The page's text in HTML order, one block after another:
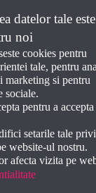
se întâmplă în
reacționezi. Și cu
și lași în urmă
cu atât îți
detașare, să
găsești cele mai
orice moment.
la stare de
de eliberare
precum Codul
datelor tale este
noi
cookies pentru
tale, pentru
marketing si pentru
sociale.
pentru a accepta
setarile tale
website-ul nostru.
afecta vizita pe